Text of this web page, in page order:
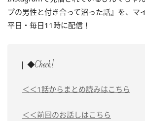
プの男性と付き合って沼った話』を、マ
平日・毎日11時に配信！
◆Check!
＜＜1話からまとめ読みはこちら
＜＜前回のお話しはこちら